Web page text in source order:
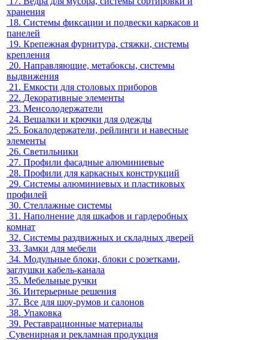
хранения
18. Системы фиксации и подвески каркасов и
панелей
19. Крепежная фурнитура, стяжки, системы
крепления
20. Направляющие, метабоксы, системы
выдвижения
21. Емкости для столовых приборов
22. Декоративные элементы
23. Менсолодержатели
24. Вешалки и крючки для одежды
25. Бокалодержатели, рейлинги и навесные
элементы
26. Светильники
27. Профили фасадные алюминиевые
28. Профили для каркасных конструкций
29. Системы алюминиевых и пластиковых
профилей
30. Стеллажные системы
31. Наполнение для шкафов и гардеробных
комнат
32. Системы раздвижных и складных дверей
33. Замки для мебели
34. Модульные блоки, блоки с розетками,
заглушки кабель-канала
35. Мебельные ручки
36. Интерьерные решения
37. Все для шоу-румов и салонов
38. Упаковка
39. Реставрационные материалы
Сувенирная и рекламная продукция